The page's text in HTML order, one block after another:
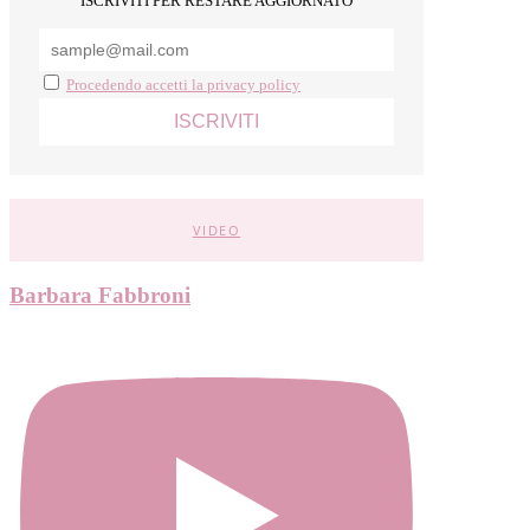
Procedendo accetti la privacy policy
VIDEO
Barbara Fabbroni